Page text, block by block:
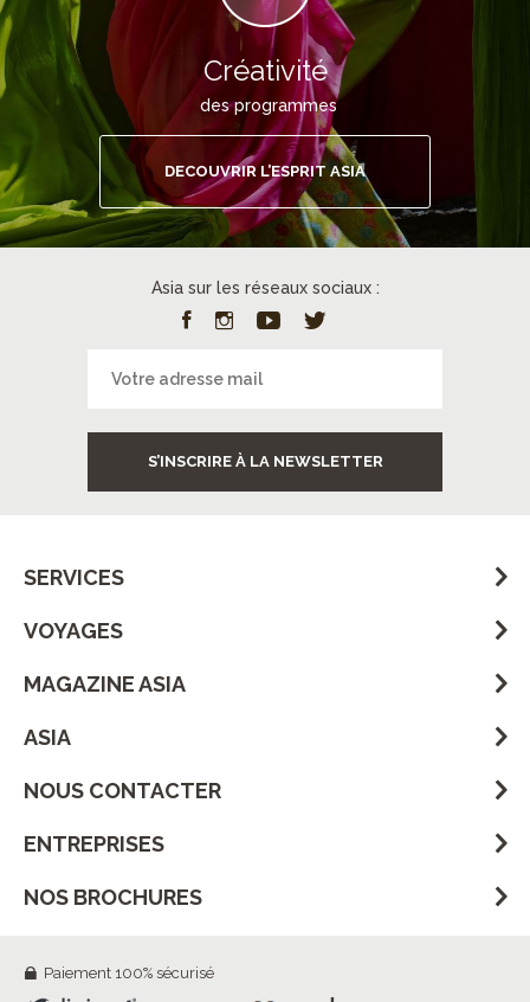
Créativité
des programmes
DECOUVRIR L’ESPRIT ASIA
Asia sur les réseaux sociaux :
S’INSCRIRE À LA NEWSLETTER
SERVICES
VOYAGES
MAGAZINE ASIA
ASIA
NOUS CONTACTER
ENTREPRISES
NOS BROCHURES
Paiement 100% sécurisé